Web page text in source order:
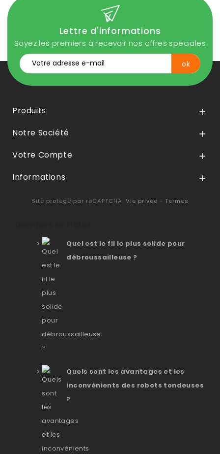
Lettre d'informations
Soyez les premiers à recevoir nos offres spéciales
Produits 
Notre Société 
Votre Compte 
Informations 
Site protégé par reCAPTCHA. Vie privée - Termes
Quel est le fil le plus solide pour
débroussailleuse ?
Quels sont les avantages et les
inconvénients des robots tondeuses
?